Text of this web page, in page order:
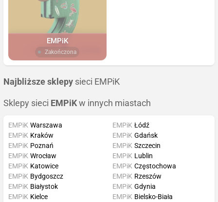
EMPiK
Zakończona
Najbliższe sklepy sieci EMPiK
Sklepy sieci EMPiK w innych miastach
EMPiK Warszawa
EMPiK Kraków
EMPiK Poznań
EMPiK Wrocław
EMPiK Łódź
EMPiK Gdańsk
EMPiK Szczecin
EMPiK Lublin
EMPiK Katowice
EMPiK Bydgoszcz
EMPiK Białystok
EMPiK Kielce
EMPiK Częstochowa
EMPiK Rzeszów
EMPiK Gdynia
EMPiK Bielsko-Biała